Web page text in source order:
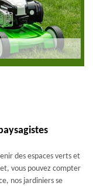
des espaces verts et
vous pouvez compter
nos jardiniers se